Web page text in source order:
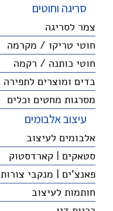
סריגה וחוטים
צמר לסריגה
חוטי טריקו / מקרמה
חוטי כותנה / רקמה
בדים ומוצרים לתפירה
מסרגות מחטים וכלים
עיצוב אלבומים
אלבומים לעיצוב
סטאקים | קארדסטוק
פאנצ'ים | מנקבי צורות
חותמות לעיצוב